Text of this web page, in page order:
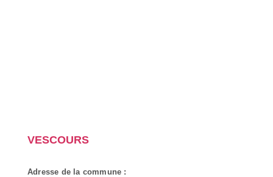
VESCOURS
Adresse de la commune :